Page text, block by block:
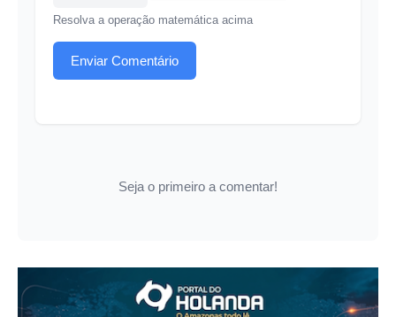
Resolva a operação matemática acima
Enviar Comentário
Seja o primeiro a comentar!